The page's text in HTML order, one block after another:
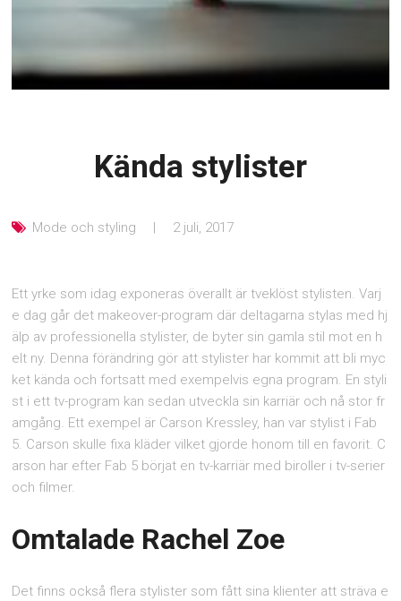
Kända stylister
Mode och styling 2 juli, 2017
Ett yrke som idag exponeras överallt är tveklöst stylisten. Varj
e dag går det makeover-program där deltagarna stylas med hj
älp av professionella stylister, de byter sin gamla stil mot en h
elt ny. Denna förändring gör att stylister har kommit att bli myc
ket kända och fortsatt med exempelvis egna program. En styli
st i ett tv-program kan sedan utveckla sin karriär och nå stor fr
amgång. Ett exempel är Carson Kressley, han var stylist i Fab
5. Carson skulle fixa kläder vilket gjorde honom till en favorit. C
arson har efter Fab 5 börjat en tv-karriär med biroller i tv-serier
och filmer.
Omtalade Rachel Zoe
Det finns också flera stylister som fått sina klienter att sträva e